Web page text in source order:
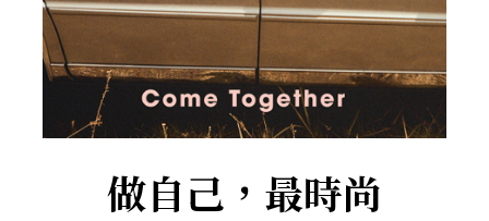
做自己，最時尚